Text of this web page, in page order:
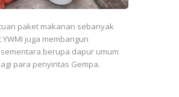
paket makanan sebanyak
YWMI juga membangun
berupa dapur umum
para penyintas Gempa.